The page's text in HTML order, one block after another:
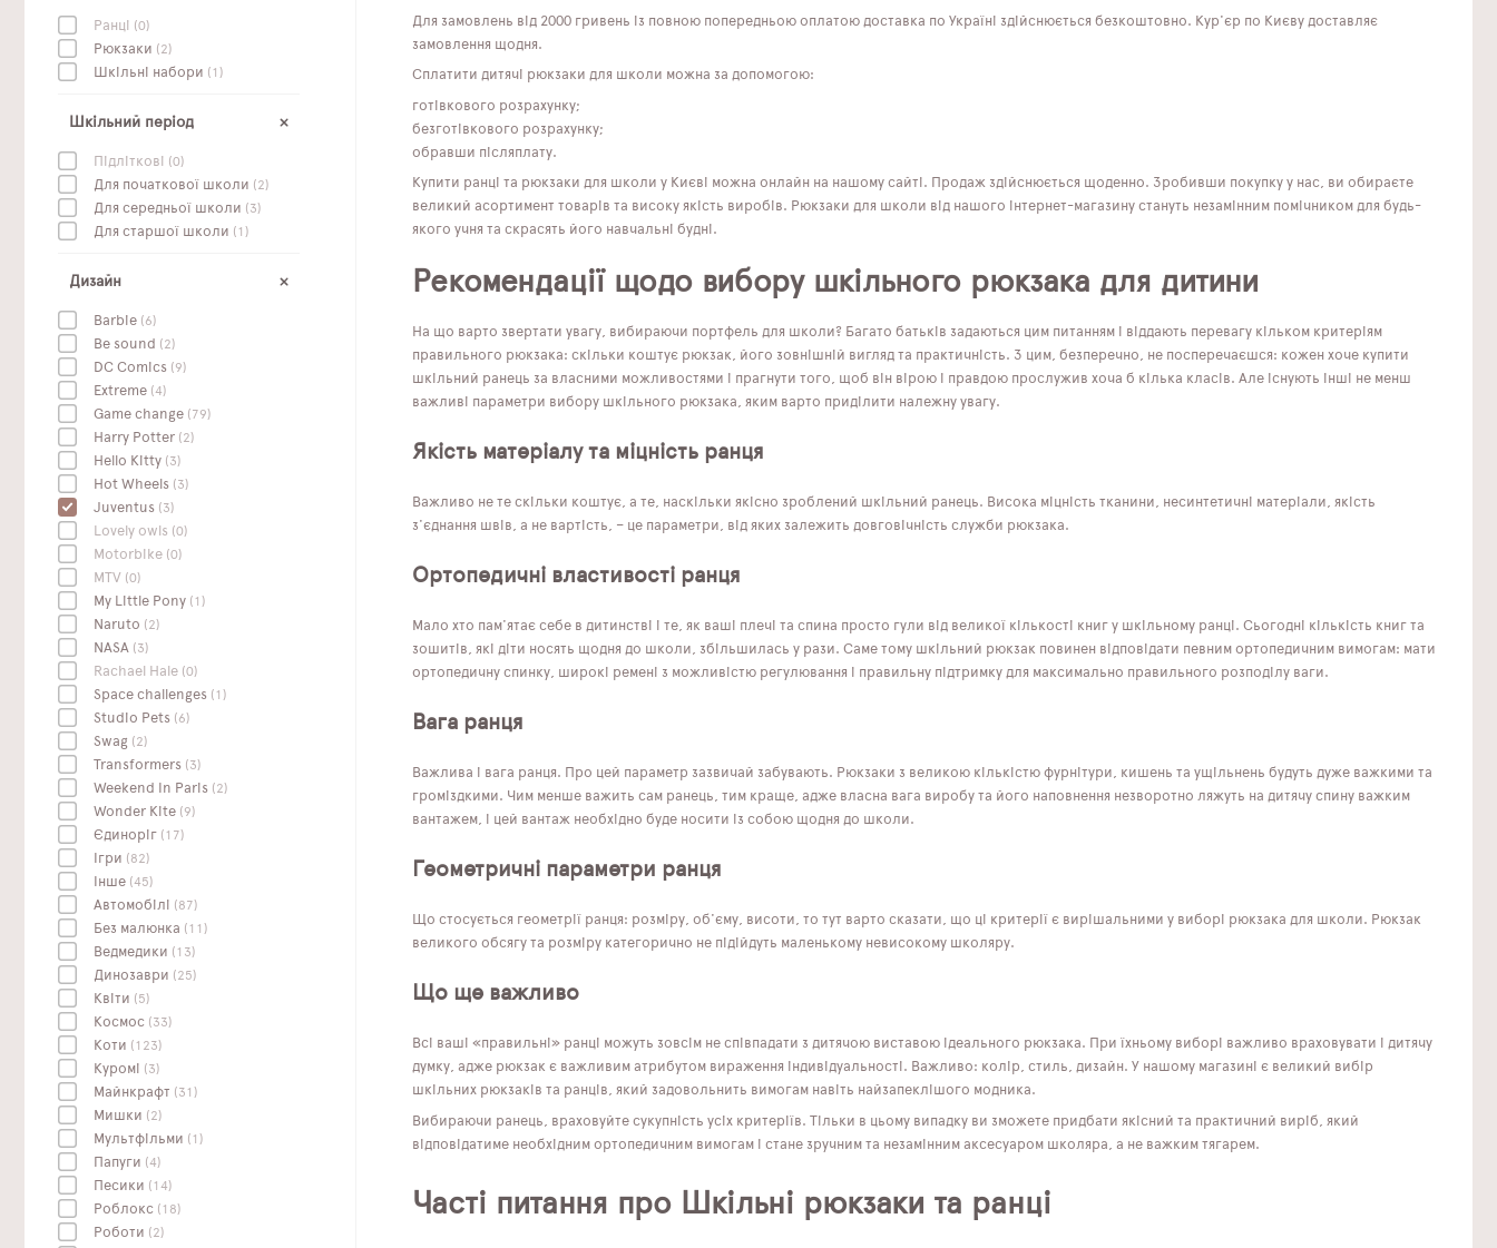
Ранці (0)
Рюкзаки (2)
Шкільні набори (1)
Шкільний період
Підліткові (0)
Для початкової школи (2)
Для середньої школи (3)
Для старшої школи (1)
Дизайн
Barbie (6)
Be sound (2)
DC Сomics (9)
Extreme (4)
Game change (79)
Harry Potter (2)
Hello Kitty (3)
Hot Wheels (3)
Juventus (3)
Lovely owls (0)
Motorbike (0)
MTV (0)
My Little Pony (1)
Naruto (2)
NASA (3)
Rachael Hale (0)
Space challenges (1)
Studio Pets (6)
Swag (2)
Transformers (3)
Weekend In Paris (2)
Wonder Kite (9)
Єдиноріг (17)
Ігри (82)
Інше (45)
Автомобілі (87)
Без малюнка (11)
Ведмедики (13)
Динозаври (25)
Квіти (5)
Космос (33)
Коти (123)
Куромі (3)
Майнкрафт (31)
Мишки (2)
Мультфільми (1)
Папуги (4)
Песики (14)
Роблокс (18)
Роботи (2)
Для замовлень від 2000 гривень із повною попередньою оплатою доставка по Україні здійснюється безкоштовно. Кур'єр по Києву доставляє
замовлення щодня.
Сплатити дитячі рюкзаки для школи можна за допомогою:
готівкового розрахунку;
безготівкового розрахунку;
обравши післяплату.
Купити ранці та рюкзаки для школи у Києві можна онлайн на нашому сайті. Продаж здійснюється щоденно. Зробивши покупку у нас, ви обираєте
великий асортимент товарів та високу якість виробів. Рюкзаки для школи від нашого інтернет-магазину стануть незамінним помічником для будь-
якого учня та скрасять його навчальні будні.
Рекомендації щодо вибору шкільного рюкзака для дитини
На що варто звертати увагу, вибираючи портфель для школи? Багато батьків задаються цим питанням і віддають перевагу кільком критеріям
правильного рюкзака: скільки коштує рюкзак, його зовнішній вигляд та практичність. З цим, безперечно, не посперечаєшся: кожен хоче купити
шкільний ранець за власними можливостями і прагнути того, щоб він вірою і правдою прослужив хоча б кілька класів. Але існують інші не менш
важливі параметри вибору шкільного рюкзака, яким варто приділити належну увагу.
Якість матеріалу та міцність ранця
Важливо не те скільки коштує, а те, наскільки якісно зроблений шкільний ранець. Висока міцність тканини, несинтетичні матеріали, якість
з'єднання швів, а не вартість, – це параметри, від яких залежить довговічність служби рюкзака.
Ортопедичні властивості ранця
Мало хто пам'ятає себе в дитинстві і те, як ваші плечі та спина просто гули від великої кількості книг у шкільному ранці. Сьогодні кількість книг та
зошитів, які діти носять щодня до школи, збільшилась у рази. Саме тому шкільний рюкзак повинен відповідати певним ортопедичним вимогам: мати
ортопедичну спинку, широкі ремені з можливістю регулювання і правильну підтримку для максимально правильного розподілу ваги.
Вага ранця
Важлива і вага ранця. Про цей параметр зазвичай забувають. Рюкзаки з великою кількістю фурнітури, кишень та ущільнень будуть дуже важкими та
громіздкими. Чим менше важить сам ранець, тим краще, адже власна вага виробу та його наповнення незворотно ляжуть на дитячу спину важким
вантажем, і цей вантаж необхідно буде носити із собою щодня до школи.
Геометричні параметри ранця
Що стосується геометрії ранця: розміру, об'єму, висоти, то тут варто сказати, що ці критерії є вирішальними у виборі рюкзака для школи. Рюкзак
великого обсягу та розміру категорично не підійдуть маленькому невисокому школяру.
Що ще важливо
Всі ваші «правильні» ранці можуть зовсім не співпадати з дитячою виставою ідеального рюкзака. При їхньому виборі важливо враховувати і дитячу
думку, адже рюкзак є важливим атрибутом вираження індивідуальності. Важливо: колір, стиль, дизайн. У нашому магазині є великий вибір
шкільних рюкзаків та ранців, який задовольнить вимогам навіть найзапеклішого модника.
Вибираючи ранець, враховуйте сукупність усіх критеріїв. Тільки в цьому випадку ви зможете придбати якісний та практичний виріб, який
відповідатиме необхідним ортопедичним вимогам і стане зручним та незамінним аксесуаром школяра, а не важким тягарем.
Часті питання про Шкільні рюкзаки та ранці